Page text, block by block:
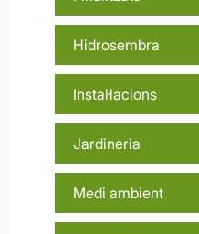
Hidrosembra
Instal·lacions
Jardineria
Medi ambient